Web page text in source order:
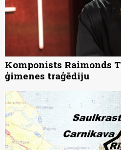
Komponists Raimonds
ģimenes traģēdiju